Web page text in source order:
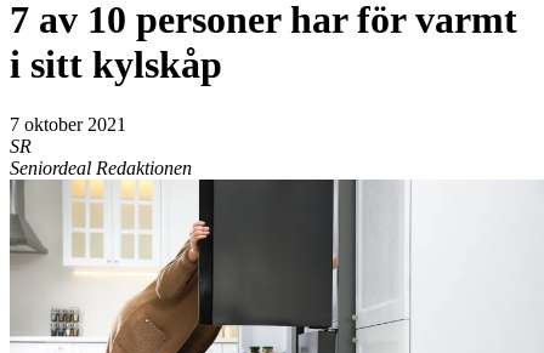
7 av 10 personer har för varmt
i sitt kylskåp
7 oktober 2021
SR
Seniordeal Redaktionen